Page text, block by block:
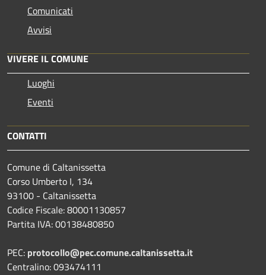
Comunicati
Avvisi
VIVERE IL COMUNE
Luoghi
Eventi
CONTATTI
Comune di Caltanissetta
Corso Umberto I, 134
93100 - Caltanissetta
Codice Fiscale: 80001130857
Partita IVA: 00138480850
PEC: protocollo@pec.comune.caltanissetta.it
Centralino: 093474111